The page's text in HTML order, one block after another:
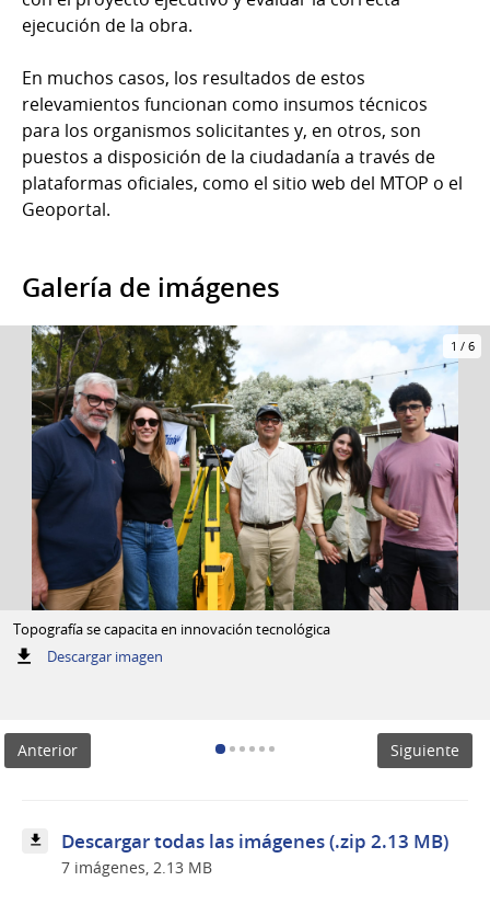
ejecución de la obra.
En muchos casos, los resultados de estos
relevamientos funcionan como insumos técnicos
para los organismos solicitantes y, en otros, son
puestos a disposición de la ciudadanía a través de
plataformas oficiales, como el sitio web del MTOP o el
Geoportal.
Galería de imágenes
1 / 6
Topografía se capacita en innovación tecnológica
Descargar imagen:
innovación
Anterior Siguiente
Descargar todas las imágenes (.zip 2.13 MB)
7 imágenes, 2.13 MB